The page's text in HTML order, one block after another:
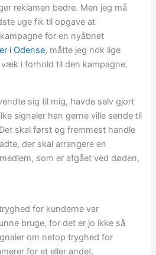
reklamen bedre. Men jeg må
uge fik til opgave at
for en nyåbnet
i Odense, måtte jeg nok lige
i forhold til den kampagne.
sig til mig, havde selv gjort
signaler han gerne ville sende til
skal først og fremmest handle
der skal arrangere en
som er afgået ved døden,
for kunderne var
bruge, for det er jo ikke så
om netop tryghed for
for et eller andet.